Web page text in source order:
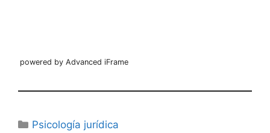
powered by Advanced iFrame
Categorías
Psicología jurídica